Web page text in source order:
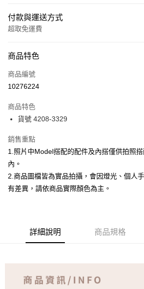
付款與運送方式
超取免運費
信用卡一次付款
超商取貨付款
ATM付款
運送方式
全家取貨付款
付款後全家取貨
免運費
商品特色
商品編號
10276224
商品特色
貨號 4208-3329
銷售重點
1.照片中Model搭配的配件及內搭僅供拍照
內。
2.商品圖檔皆為實品拍攝，會因燈光、個人
有差異，請依商品實際顏色為主。
詳細說明 商品規格